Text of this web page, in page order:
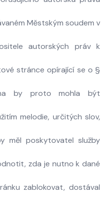
Městským soudem v
autorských práv k
stránce opírající se o §
by proto mohla být
melodie, určitých slov,
měl poskytovatel služby
zda je nutno k dané
zablokovat, dostával